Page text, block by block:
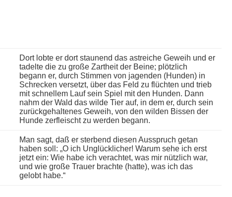
Dort lobte er dort staunend das astreiche Geweih und er
tadelte die zu große Zartheit der Beine; plötzlich
begann er, durch Stimmen von jagenden (Hunden) in
Schrecken versetzt, über das Feld zu flüchten und trieb
mit schnellem Lauf sein Spiel mit den Hunden. Dann
nahm der Wald das wilde Tier auf, in dem er, durch sein
zurückgehaltenes Geweih, von den wilden Bissen der
Hunde zerfleischt zu werden begann.
Man sagt, daß er sterbend diesen Ausspruch getan
haben soll: „O ich Unglücklicher! Warum sehe ich erst
jetzt ein: Wie habe ich verachtet, was mir nützlich war,
und wie große Trauer brachte (hatte), was ich das
gelobt habe.“